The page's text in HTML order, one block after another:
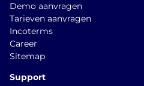
Demo aanvragen
Tarieven aanvragen
Incoterms
Career
Sitemap
Support